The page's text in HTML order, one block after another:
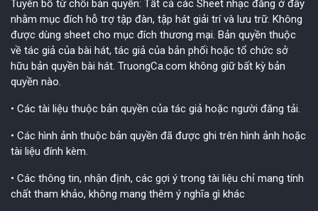
Tuyên bố từ chối bản quyền: Tất cả các Sheet nhạc đăng ở đây
nhằm mục đích hỗ trợ tập đàn, tập hát giải trí và lưu trữ. Không
được dùng sheet cho mục đích thương mại. Bản quyền thuộc
về tác giả của bài hát, tác giả của bản phối hoặc tổ chức sở
hữu bản quyền bài hát. TruongCa.com không giữ bất kỳ bản
quyền nào.
• Các tài liệu thuộc bản quyền của tác giả hoặc người đăng tải.
• Các hình ảnh thuộc bản quyền đã được ghi trên hình ảnh hoặc
tài liệu đính kèm.
• Các thông tin, nhận định, các gợi ý trong tài liệu chỉ mang tính
chất tham khảo, không mang thêm ý nghĩa gì khác